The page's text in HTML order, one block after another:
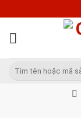
to
content
Tìm